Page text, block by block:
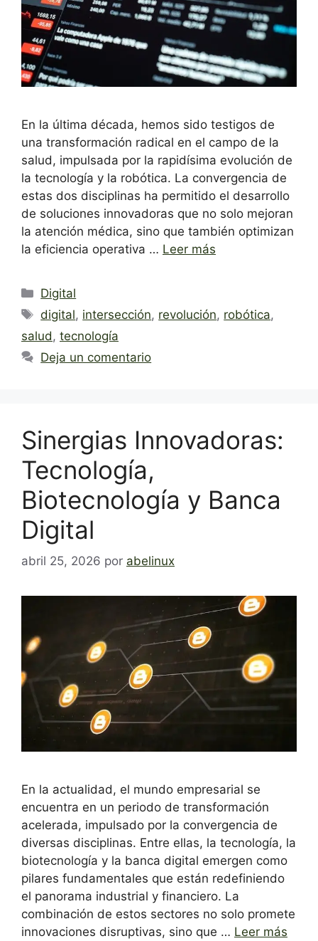
En la última década, hemos sido testigos de
una transformación radical en el campo de la
salud, impulsada por la rapidísima evolución de
la tecnología y la robótica. La convergencia de
estas dos disciplinas ha permitido el desarrollo
de soluciones innovadoras que no solo mejoran
la atención médica, sino que también optimizan
la eficiencia operativa … Leer más
Categorías
Digital
Etiquetas
digital, intersección, revolución, robótica,
salud , tecnología
Deja un comentario
Sinergias Innovadoras:
Tecnología,
Biotecnología y Banca
Digital
abril 25, 2026 por abelinux
En la actualidad, el mundo empresarial se
encuentra en un periodo de transformación
acelerada, impulsado por la convergencia de
diversas disciplinas. Entre ellas, la tecnología, la
biotecnología y la banca digital emergen como
pilares fundamentales que están redefiniendo
el panorama industrial y financiero. La
combinación de estos sectores no solo promete
innovaciones disruptivas, sino que … Leer más